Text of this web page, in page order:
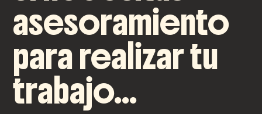
asesoramiento
para realizar tu
trabajo...